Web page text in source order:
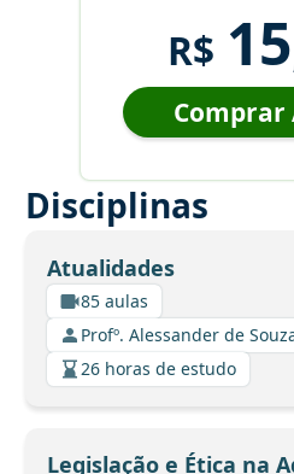
R$
Comprar
Disciplinas
Atualidades
85 aulas
Profº. Alessander de
26 horas de estudo
Legislação e Ética na